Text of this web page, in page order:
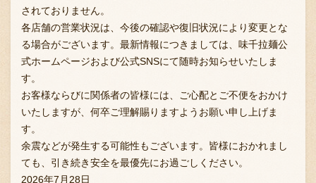
されておりません。
各店舗の営業状況は、今後の確認や復旧状況により変更とな
る場合がございます。最新情報につきましては、味千拉麺公
式ホームページおよび公式SNSにて随時お知らせいたしま
す。
お客様ならびに関係者の皆様には、ご心配とご不便をおかけ
いたしますが、何卒ご理解賜りますようお願い申し上げま
す。
余震などが発生する可能性もございます。皆様におかれまし
ても、引き続き安全を最優先にお過ごしください。
2026年7月28日